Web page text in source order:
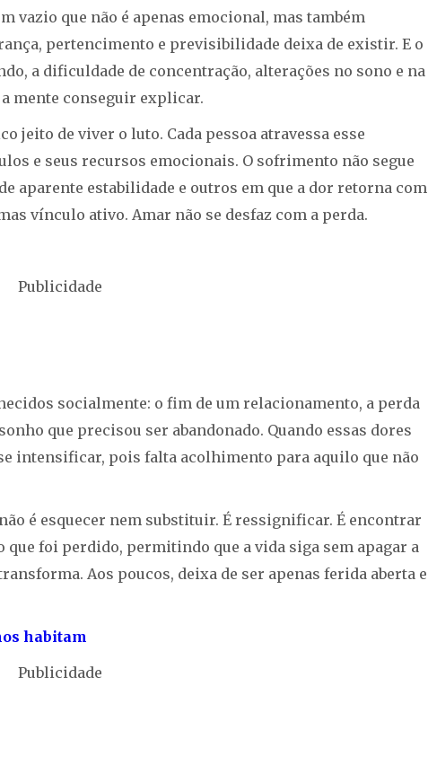
vazio que não é apenas emocional, mas também
pertencimento e previsibilidade deixa de existir. E o
a dificuldade de concentração, alterações no sono e na
mente conseguir explicar.
jeito de viver o luto. Cada pessoa atravessa esse
e seus recursos emocionais. O sofrimento não segue
aparente estabilidade e outros em que a dor retorna com
vínculo ativo. Amar não se desfaz com a perda.
Publicidade
socialmente: o fim de um relacionamento, a perda
que precisou ser abandonado. Quando essas dores
intensificar, pois falta acolhimento para aquilo que não
é esquecer nem substituir. É ressignificar. É encontrar
foi perdido, permitindo que a vida siga sem apagar a
Aos poucos, deixa de ser apenas ferida aberta e
habitam
Publicidade